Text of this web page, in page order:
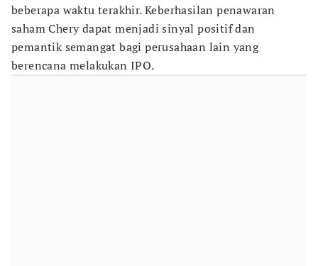
beberapa waktu terakhir. Keberhasilan penawaran
saham Chery dapat menjadi sinyal positif dan
pemantik semangat bagi perusahaan lain yang
berencana melakukan IPO.